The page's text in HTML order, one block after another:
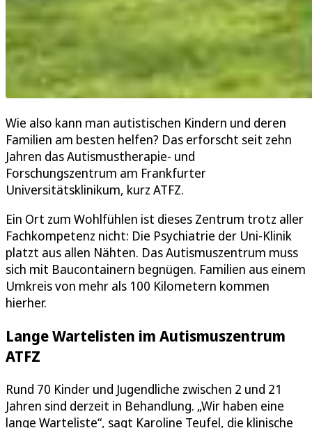
Wie also kann man autistischen Kindern und deren
Familien am besten helfen? Das erforscht seit zehn
Jahren das Autismustherapie- und
Forschungszentrum am Frankfurter
Universitätsklinikum, kurz ATFZ.
Ein Ort zum Wohlfühlen ist dieses Zentrum trotz aller
Fachkompetenz nicht: Die Psychiatrie der Uni-Klinik
platzt aus allen Nähten. Das Autismuszentrum muss
sich mit Baucontainern begnügen. Familien aus einem
Umkreis von mehr als 100 Kilometern kommen
hierher.
Lange Wartelisten im Autismuszentrum
ATFZ
Rund 70 Kinder und Jugendliche zwischen 2 und 21
Jahren sind derzeit in Behandlung. „Wir haben eine
lange Warteliste“, sagt Karoline Teufel, die klinische